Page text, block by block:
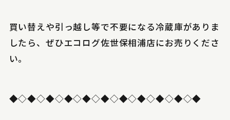
買い替えや引っ越し等で不要になる冷蔵庫がありま
したら、ぜひエコログ佐世保相浦店にお売りくださ
い。
◆◇◆◇◆◇◆◇◆◇◆◇◆◇◆◇◆◇◆◇◆